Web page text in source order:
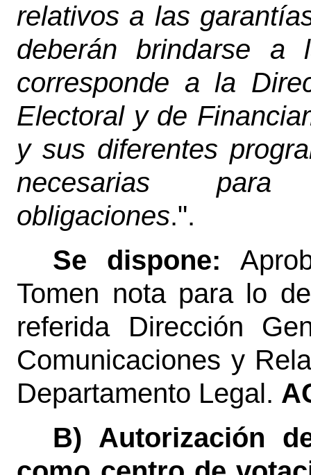
relativos a las
deberán brindarse a
corresponde a la
Electoral y de
y sus diferentes
necesarias para
obligaciones.".
Se dispone:
Tomen nota para lo
referida Dirección
Comunicaciones y
Departamento Legal.
B) Autorización